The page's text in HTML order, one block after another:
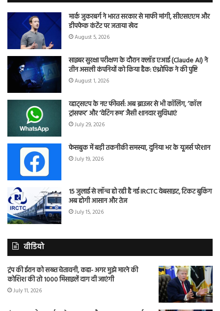
मार्क जुकरबर्ग ने भारत सरकार से माफी मांगी, सीएसएएम और
डीपफेक कंटेंट पर जताया खेद
August 5, 2026
साइबर सुरक्षा परीक्षण के दौरान क्लॉड एआई (Claude AI) ने
तीन असली कंपनियों को किया हैक: एंथ्रोपिक ने की पुष्टि
August 1, 2026
व्हाट्सएप के नए फीचर्स: अब ब्राउजर से भी कॉलिंग, ‘कॉल
ट्रांसफर’ और ‘वेटिंग रूम’ जैसी शानदार सुविधाएं
July 29, 2026
फेसबुक में बड़ी तकनीकी समस्या, दुनिया भर के यूजर्स परेशान
July 19, 2026
15 जुलाई से लॉन्च हो रही है नई IRCTC वेबसाइट, टिकट बुकिंग
अब होगी आसान और तेज
July 15, 2026
वीडियो
ट्रंप की ईरान को सख्त चेतावनी, कहा- अगर मुझे मारने की
कोशिश की तो 1000 मिसाइलें दाग दी जाएंगी
July 11, 2026